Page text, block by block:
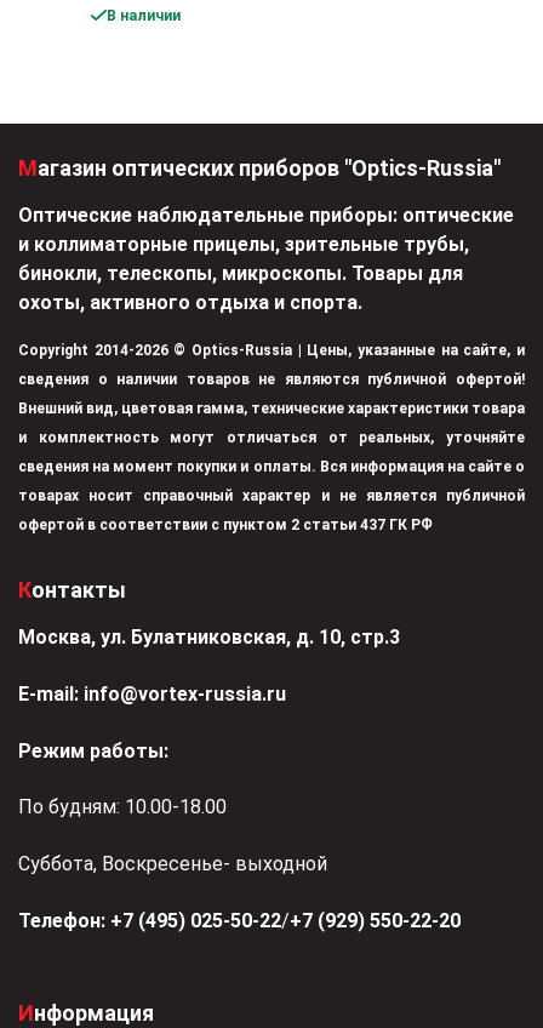
В наличии
Магазин оптических приборов "Optics-Russia"
Оптические наблюдательные приборы: оптические
и коллиматорные прицелы, зрительные трубы,
бинокли, телескопы, микроскопы. Товары для
охоты, активного отдыха и спорта.
Copyright 2014-2026 © Optics-Russia | Цены, указанные на сайте, и
сведения о наличии товаров не являются публичной офертой!
Внешний вид, цветовая гамма, технические характеристики товара
и комплектность могут отличаться от реальных, уточняйте
сведения на момент покупки и оплаты. Вся информация на сайте о
товарах носит справочный характер и не является публичной
офертой в соответствии с пунктом 2 статьи 437 ГК РФ
Контакты
Москва, ул. Булатниковская, д. 10, стр.3
Е-mail: info@vortex-russia.ru
Режим работы:
По будням: 10.00-18.00
Суббота, Воскресенье- выходной
Телефон: +7 (495) 025-50-22/+7 (929) 550-22-20
Информация